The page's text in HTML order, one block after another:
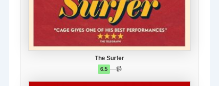
The Surfer
6.5 —📹